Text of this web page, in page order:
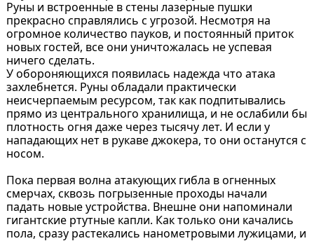
Руны и встроенные в стены лазерные пушки
прекрасно справлялись с угрозой. Несмотря на
огромное количество пауков, и постоянный приток
новых гостей, все они уничтожалась не успевая
ничего сделать.
У обороняющихся появилась надежда что атака
захлебнется. Руны обладали практически
неисчерпаемым ресурсом, так как подпитывались
прямо из центрального хранилища, и не ослабили бы
плотность огня даже через тысячу лет. И если у
нападающих нет в рукаве джокера, то они останутся с
носом.
Пока первая волна атакующих гибла в огненных
смерчах, сквозь погрызенные проходы начали
падать новые устройства. Внешне они напоминали
гигантские ртутные капли. Как только они качались
пола, сразу растекались нанометровыми лужицами, и